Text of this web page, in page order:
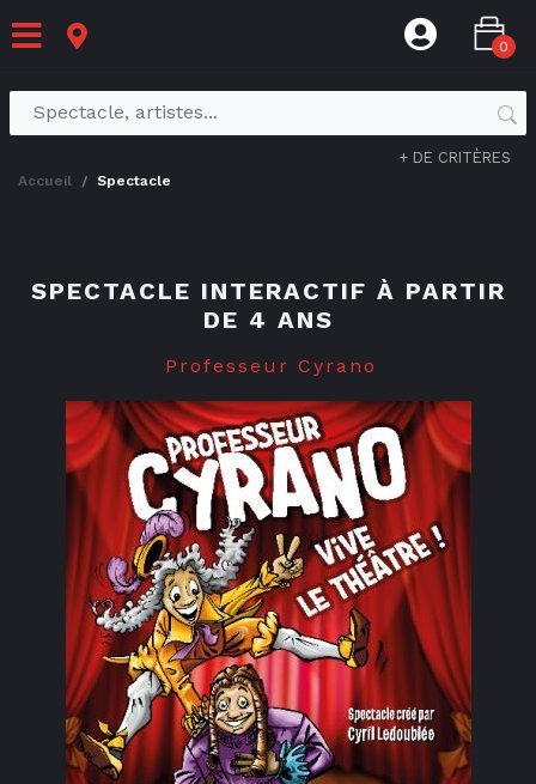
0
+ DE CRITÈRES
accueil spectacle
SPECTACLE INTERACTIF À PARTIR
DE 4 ANS
Professeur Cyrano